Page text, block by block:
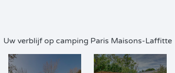
Uw verblijf op camping Paris Maisons-Laffitte